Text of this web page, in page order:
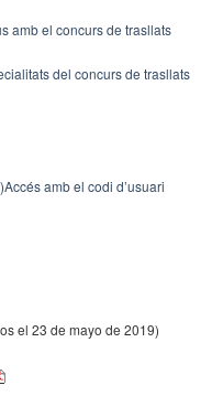
amb el concurs de trasllats
del concurs de trasllats
Accés amb el codi d’usuari
el 23 de mayo de 2019)